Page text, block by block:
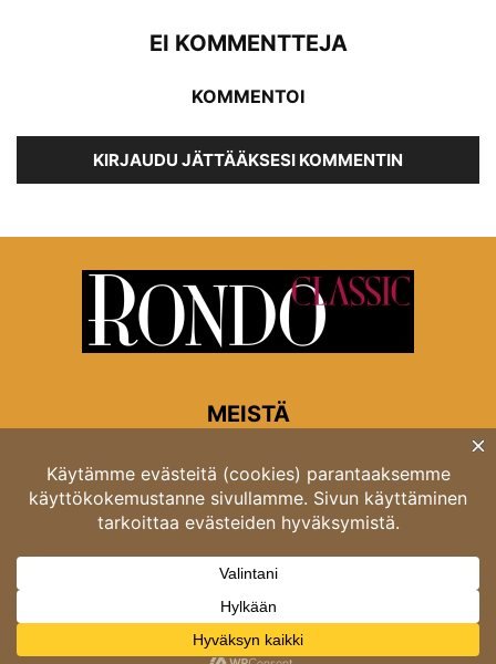
EI KOMMENTTEJA
KOMMENTOI
KIRJAUDU JÄTTÄÄKSESI KOMMENTIN
MEISTÄ
Rondon toimitus
Opastinsilta 6A 00520 Helsinki
Asiakaspalvelu: puh. 03 4246 5318
asiakaspalvelu@rondo.fi
Ota meihin yhteyttä:toimitus@rondo.fi
© Classicus Oy 2026 ver 2.4